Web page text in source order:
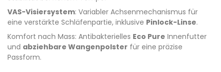
VAS-Visiersystem: Variabler Achsenmechanismus für
eine verstärkte Schläfenpartie, inklusive Pinlock-Linse.
Komfort nach Mass: Antibakterielles Eco Pure Innenfutter
und abziehbare Wangenpolster für eine präzise
Passform.